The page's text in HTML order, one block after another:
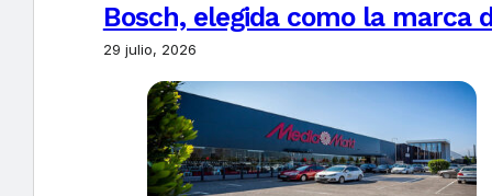
Bosch, elegida como la marca
29 julio, 2026